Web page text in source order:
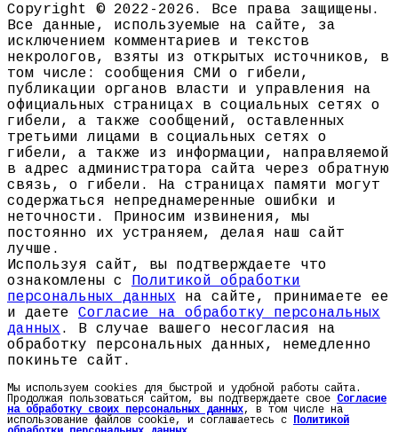
Copyright © 2022-2026. Все права защищены.
Все данные, используемые на сайте, за
исключением комментариев и текстов
некрологов, взяты из открытых источников, в
том числе: сообщения СМИ о гибели,
публикации органов власти и управления на
официальных страницах в социальных сетях о
гибели, а также сообщений, оставленных
третьими лицами в социальных сетях о
гибели, а также из информации, направляемой
в адрес администратора сайта через обратную
связь, о гибели. На страницах памяти могут
содержаться непреднамеренные ошибки и
неточности. Приносим извинения, мы
постоянно их устраняем, делая наш сайт
лучше.
Используя сайт, вы подтверждаете что
ознакомлены с Политикой обработки
персональных данных на сайте, принимаете ее
и даете Согласие на обработку персональных
данных . В случае вашего несогласия на
обработку персональных данных, немедленно
покиньте сайт.
Мы используем cookies для быстрой и удобной работы сайта.
Продолжая пользоваться сайтом, вы подтверждаете свое Согласие
на обработку своих персональных данных, в том числе на
использование файлов cookie, и соглашаетесь с
Политикой